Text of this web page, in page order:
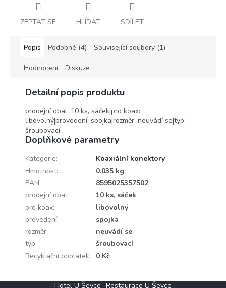
ZEPTAT SE HLÍDAT SDÍLET
Popis Podobné (4) Související soubory (1)
Hodnocení Diskuze
Detailní popis produktu
prodejní obal: 10 ks, sáček|pro koax:
libovolný|provedení: spojka|rozměr: neuvádí se|typ:
šroubovací
Doplňkové parametry
Kategorie:
Koaxiální konektory
Hmotnost:
0.035 kg
EAN:
8595025357502
prodejní obal:
10 ks, sáček
pro koax:
libovolný
provedení:
spojka
rozměr:
neuvádí se
typ:
šroubovací
Recyklační poplatek: 0 Kč
Hotel U Ševce Restaurace U Ševce